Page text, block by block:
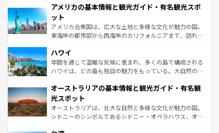
ンツ一覧を参照してほしい。
の建物がそのまま残る町や、スイスならではのユニークな
博物館もあり、アルプス観光だけでなく町歩きも満喫する
ことができる。国民の所得が高いため物価も高いが、旅行
者向けの交通パス提供のサービスもあり、うまく活用すれ
着のスイス情報は
アメリカの基本情報と観光ガイド・有名観光スポ
ット
アメリカ合衆国は、広大な土地と多様な文化が魅力の国。
東海岸の都市部から西海岸のカリフォルニアまで、訪れる
のような巨大都市は、観光、ショッピング、エンターテイ
ンメントが詰まった刺激的なスポットだ。一方、アメリカ
西部には大自然が広がり、グランドキャニオンやイエロー
部のニューオーリンズでは、音楽と美食が融合した独特の
文化が魅力。旅行者はアメリカの各地域で異なる魅力を楽
しみながら、その多様性と豊かな歴史を感じることができ
るだろう。車でのロードトリップや列車の旅も、アメリカ
情報は
ハワイ
年間を通じて温暖な気候に恵まれ、多くの島で構成される
ハワイは、どの島も独自の魅力をもっている。大自然の神
ワイ島は見逃せない。また、定番の観光地といえばオアフ
島だが、静かな自然を求めるならマウイ島やカウアイ島が
おすすめ。エメラルドグリーンに輝く海をはじめ、豊かな
文化や歴史が息づいている。「アロハスピリット」と呼ば
オーストラリアの基本情報と観光ガイド・有名観
光スポット
オーストラリアは、壮大な自然と多様な文化が魅力の国。
シドニーのシンボルであるシドニー・オペラハウス、オー